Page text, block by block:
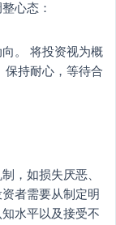
心态：
。 将投资视为概
保持耐心，等待合
，如损失厌恶、
者需要从制定明
水平以及接受不